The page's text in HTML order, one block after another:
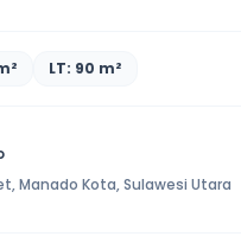
LT: 90 m²
Manado Kota, Sulawesi Utara